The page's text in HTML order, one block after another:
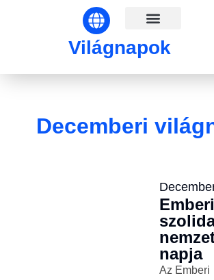
Világnapok
Decemberi
Emberi
napja
Az Emberi